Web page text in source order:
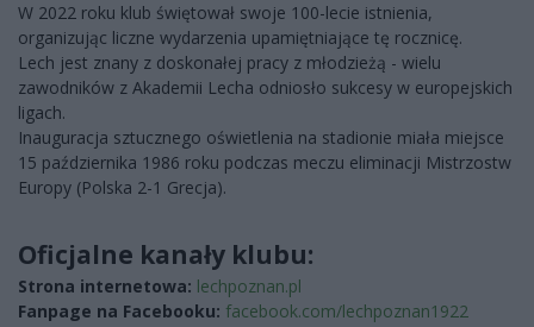
W 2022 roku klub świętował swoje 100-lecie istnienia,
organizując liczne wydarzenia upamiętniające tę rocznicę.
Lech jest znany z doskonałej pracy z młodzieżą - wielu
zawodników z Akademii Lecha odniosło sukcesy w europejskich
ligach.
Inauguracja sztucznego oświetlenia na stadionie miała miejsce
15 października 1986 roku podczas meczu eliminacji Mistrzostw
Europy (Polska 2-1 Grecja).
Oficjalne kanały klubu:
Strona internetowa: lechpoznan.pl
Fanpage na Facebooku: facebook.com/lechpoznan1922